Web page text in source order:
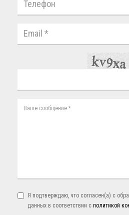
Я подтверждаю, что согласен(а) с
данных в соответствии с политикой